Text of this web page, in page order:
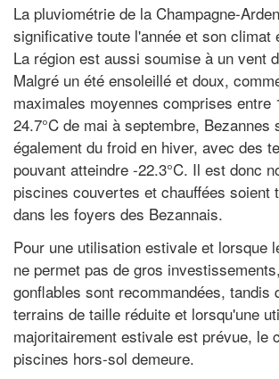
La pluviométrie de la Champagne-
significative toute l'année et son climat
La région est aussi soumise à un vent
Malgré un été ensoleillé et doux,
maximales moyennes comprises entre
24.7°C de mai à septembre, Bezannes
également du froid en hiver, avec des
pouvant atteindre -22.3°C. Il est donc
piscines couvertes et chauffées soient
dans les foyers des Bezannais.
Pour une utilisation estivale et lorsque
ne permet pas de gros
gonflables sont recommandées, tandis
terrains de taille réduite et lorsqu'une
majoritairement estivale est prévue, le
piscines hors-sol demeure.